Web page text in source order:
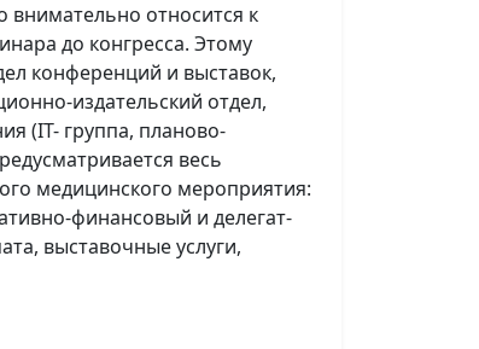
внимательно относится к
до конгресса. Этому
конференций и выставок,
издательский отдел,
(IT- группа, планово-
весь
медицинского мероприятия:
финансовый и делегат-
выставочные услуги,